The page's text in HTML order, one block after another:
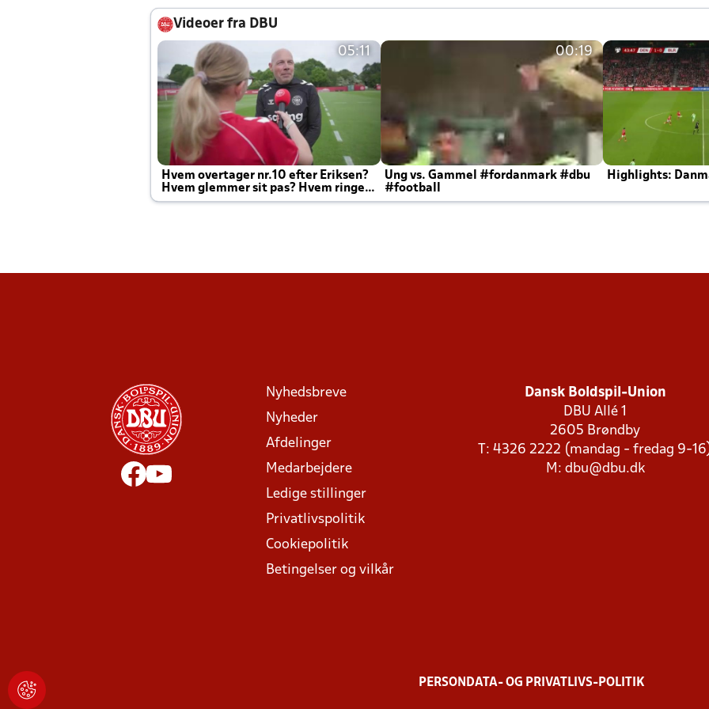
Videoer fra DBU
05:11
Hvem overtager nr.10 efter Eriksen?
Hvem glemmer sit pas? Hvem ringer
Joachim altid til efter kampe?
00:19
Ung vs. Gammel #fordanmark #dbu
#football
Highlights:
Nyhedsbreve
Nyheder
Afdelinger
Medarbejdere
Ledige stillinger
Privatlivspolitik
Cookiepolitik
Betingelser og vilkår
Dansk Boldspil-Union
DBU Allé 1
2605 Brøndby
T: 4326 2222 (mandag - fredag 9-
M: dbu@dbu.dk
PERSONDATA- OG PRIVATLIVS-POLITIK